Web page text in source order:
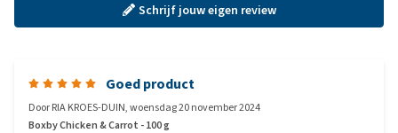
Schrijf jouw eigen review
Goed product
DoorRIA KROES-DUIN,woensdag 20 november 2024
Boxby Chicken & Carrot - 100 g